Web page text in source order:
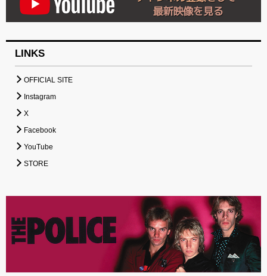
LINKS
OFFICIAL SITE
Instagram
X
Facebook
YouTube
STORE